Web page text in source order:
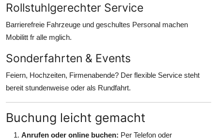
Rollstuhlgerechter Service
Barrierefreie Fahrzeuge und geschultes Personal machen
Mobilitt fr alle mglich.
Sonderfahrten & Events
Feiern, Hochzeiten, Firmenabende? Der flexible Service steht
bereit stundenweise oder als Rundfahrt.
Buchung leicht gemacht
Anrufen oder online buchen: Per Telefon oder